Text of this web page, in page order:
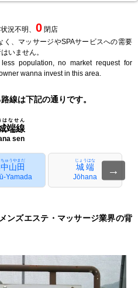
状況不明、 0 閉店
、マッサージやSPAサービスへの需要
いません。
population, no market request for
wanna invest in this area.
線は下記の通りです。
端線
はなせん
sen
山田
ちゅうやまだ
Yamada
城端
じょうはな
Jōhana
→
ンズエステ・マッサージ業界の背